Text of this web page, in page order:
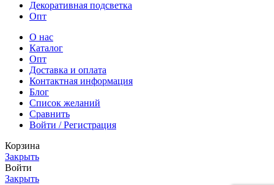
Декоративная подсветка
Опт
О нас
Каталог
Опт
Доставка и оплата
Контактная информация
Блог
Список желаний
Сравнить
Войти / Регистрация
Корзина
Закрыть
Войти
Закрыть